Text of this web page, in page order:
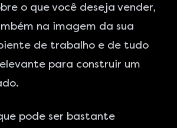
o que você deseja vender,
na imagem da sua
de trabalho e de tudo
para construir um
pode ser bastante